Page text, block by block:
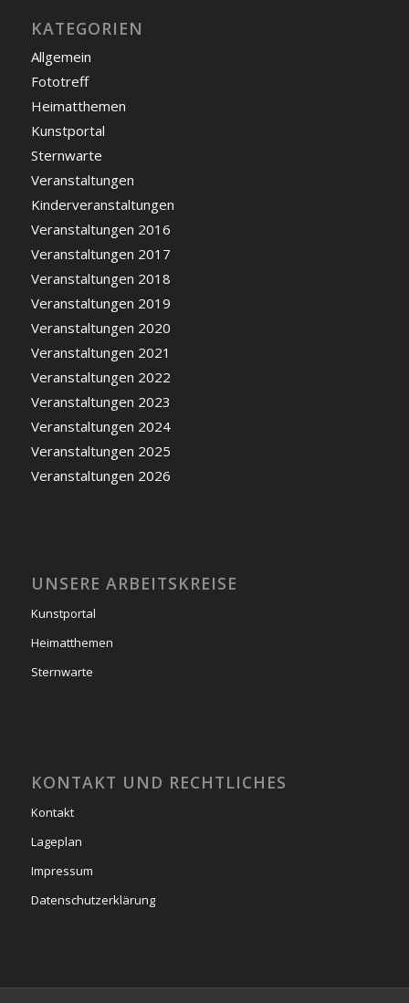
KATEGORIEN
Allgemein
Fototreff
Heimatthemen
Kunstportal
Sternwarte
Veranstaltungen
Kinderveranstaltungen
Veranstaltungen 2016
Veranstaltungen 2017
Veranstaltungen 2018
Veranstaltungen 2019
Veranstaltungen 2020
Veranstaltungen 2021
Veranstaltungen 2022
Veranstaltungen 2023
Veranstaltungen 2024
Veranstaltungen 2025
Veranstaltungen 2026
UNSERE ARBEITSKREISE
Kunstportal
Heimatthemen
Sternwarte
KONTAKT UND RECHTLICHES
Kontakt
Lageplan
Impressum
Datenschutzerklärung